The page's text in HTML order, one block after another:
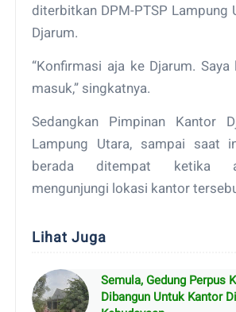
diterbitkan DPM-PTSP Lampung
Djarum.
“Konfirmasi aja ke Djarum.
masuk,” singkatnya.
Sedangkan Pimpinan Kantor
Lampung Utara, sampai saat
berada ditempat ketika
mengunjungi lokasi kantor
Lihat Juga
Semula, Gedung Perpus
Dibangun Untuk Kantor